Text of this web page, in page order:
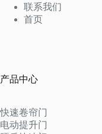
联系我们
首页
产品中心
快速卷帘门
电动提升门